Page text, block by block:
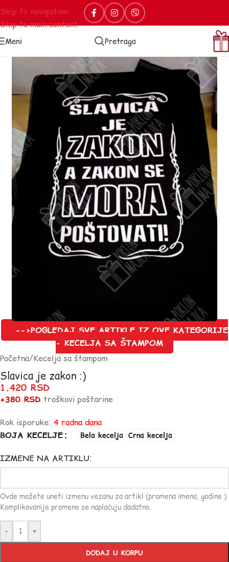
Skip to navigation
Skip to main content
Meni Pretraga
-->POGLEDAJ SVE ARTIKLE IZ OVE KATEGORIJE
- KECELJA SA ŠTAMPOM
Početna/Kecelja sa štampom
Slavica je zakon :)
1.420 RSD
+380 RSD troškovi poštarine
Rok isporuke: 4 radna dana
BOJA KECELJE
Bela kecelja Crna kecelja
IZMENE NA ARTIKLU:
Ovde možete uneti izmenu vezanu za artikl (promena imena, godine ).
Komplikovanije promene se naplaćuju dadatno.
- +
DODAJ U KORPU